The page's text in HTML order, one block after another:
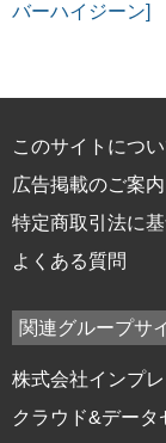
バーハイジーン]
このサイトにつ
広告掲載のご案内
特定商取引法に
よくある質問
関連グループサ
株式会社インプ
クラウド&データ